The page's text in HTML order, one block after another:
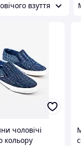
взуття
чоловічі
кольору